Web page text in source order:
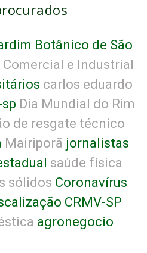
Botânico de São
e Industrial
carlos eduardo
Dia Mundial do Rim
de resgate técnico
Mairiporã jornalistas
saúde física
sólidos Coronavírus
CRMV-SP
agronegocio